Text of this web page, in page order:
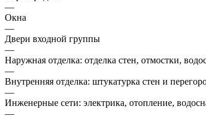
—
Окна
—
Двери входной группы
—
Наружная отделка: отделка стен, отмостки,
—
Внутренняя отделка: штукатурка стен и
—
Инженерные сети: электрика, отопление,
—